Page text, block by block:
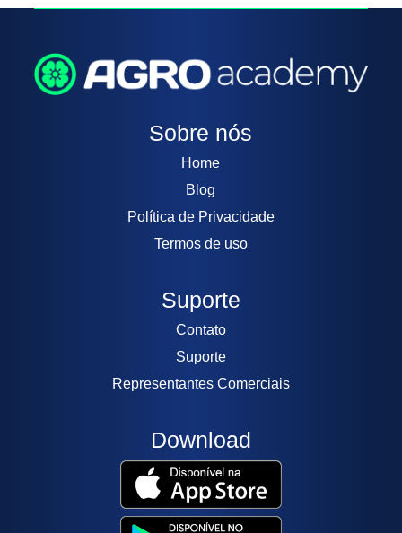
Sobre nós
Home
Blog
Política de Privacidade
Termos de uso
Suporte
Contato
Suporte
Representantes Comerciais
Download